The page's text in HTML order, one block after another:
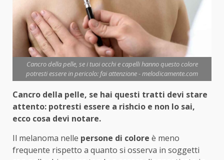
Cancro della pelle, se i tuoi occhi e capelli hanno questo colore
potresti essere in pericolo: fai attenzione - melodicamente.com
Cancro della pelle, se hai questi tratti devi stare
attento: potresti essere a rishcio e non lo sai,
ecco cosa devi notare.
Il melanoma nelle persone di colore è meno
frequente rispetto a quanto si osserva in soggetti